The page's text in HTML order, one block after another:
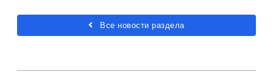
Все новости раздела